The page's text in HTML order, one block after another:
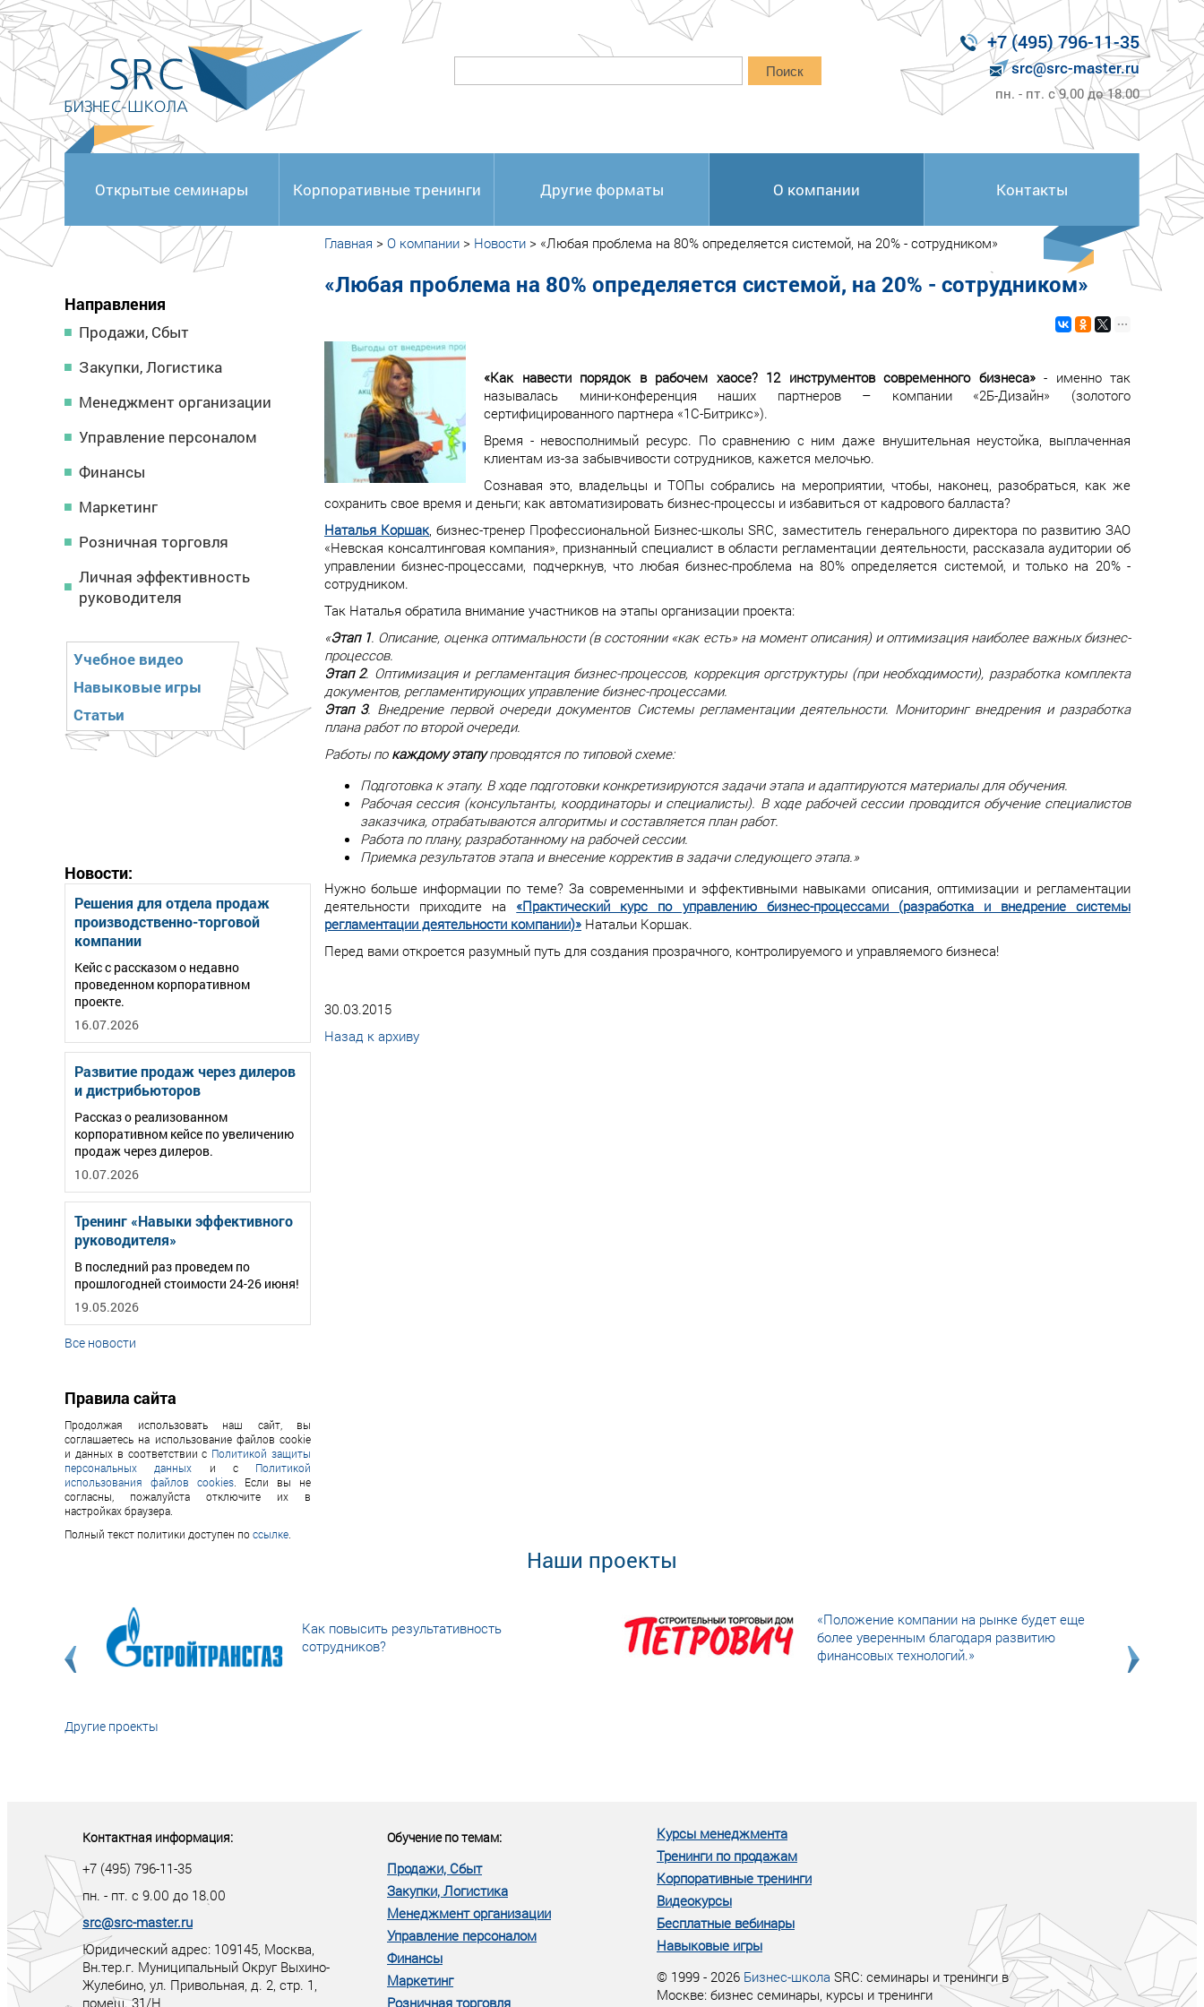
<
Поиск
+7 (495) 796-11-35
src@src-master.ru
пн. - пт. с 9.00 до 18.00
Открытые семинары Корпоративные тренинги Другие форматы О компании Контакты
Направления
Продажи, Сбыт
Закупки, Логистика
Менеджмент организации
Управление персоналом
Финансы
Маркетинг
Розничная торговля
Личная эффективность
руководителя
Учебное видео
Навыковые игры
Статьи
Новости:
Решения для отдела продаж
производственно-торговой
компании
Кейс с рассказом о недавно
проведенном корпоративном
проекте.
16.07.2026
Развитие продаж через дилеров
и дистрибьюторов
Рассказ о реализованном
корпоративном кейсе по увеличению
продаж через дилеров.
10.07.2026
Тренинг «Навыки эффективного
руководителя»
В последний раз проведем по
прошлогодней стоимости 24-26 июня!
19.05.2026
Все новости
Правила сайта
Продолжая использовать наш сайт, вы
соглашаетесь на использование файлов cookie
и данных в соответствии с Политикой защиты
персональных данных и с Политикой
использования файлов cookies . Если вы не
согласны, пожалуйста отключите их в
настройках браузера.
Полный текст политики доступен поссылке
Главная > О компании > Новости > «Любая проблема на 80% определяется системой, на 20% - сотрудником»
«Любая проблема на 80% определяется системой, на 20% - сотрудником»
«Как навести порядок в рабочем хаосе? 12 инструментов современного бизнеса»- именно так
называлась мини-конференция наших партнеров – компании «2Б-Дизайн» (золотого
сертифицированного партнера «1С-Битрикс»).
Время - невосполнимый ресурс. По сравнению с ним даже внушительная неустойка, выплаченная
клиентам из-за забывчивости сотрудников, кажется мелочью.
Сознавая это, владельцы и ТОПы собрались на мероприятии, чтобы, наконец, разобраться, как же
сохранить свое время и деньги; как автоматизировать бизнес-процессы и избавиться от кадрового балласта?
Наталья Коршак, бизнес-тренер Профессиональной Бизнес-школы SRC, заместитель генерального директора по развитию ЗАО
«Невская консалтинговая компания», признанный специалист в области регламентации деятельности, рассказала аудитории об
управлении бизнес-процессами, подчеркнув, что любая бизнес-проблема на 80% определяется системой, и только на 20% -
сотрудником.
Так Наталья обратила внимание участников на этапы организации проекта:
«Этап 1. Описание, оценка оптимальности (в состоянии «как есть» на момент описания) и оптимизация наиболее важных бизнес-
процессов.
Этап 2. Оптимизация и регламентация бизнес-процессов, коррекция оргструктуры (при необходимости), разработка комплекта
документов, регламентирующих управление бизнес-процессами.
Этап 3. Внедрение первой очереди документов Системы регламентации деятельности. Мониторинг внедрения и разработка
плана работ по второй очереди.
Работы по каждому этапупроводятся по типовой схеме:
Подготовка к этапу. В ходе подготовки конкретизируются задачи этапа и адаптируются материалы для обучения.
Рабочая сессия (консультанты, координаторы и специалисты). В ходе рабочей сессии проводится обучение специалистов
заказчика, отрабатываются алгоритмы и составляется план работ.
Работа по плану, разработанному на рабочей сессии.
Приемка результатов этапа и внесение корректив в задачи следующего этапа.»
Нужно больше информации по теме? За современными и эффективными навыками описания, оптимизации и регламентации
деятельности приходите на «Практический курс по управлению бизнес-процессами (разработка и внедрение системы
регламентации деятельности компании)» Натальи Коршак.
Перед вами откроется разумный путь для создания прозрачного, контролируемого и управляемого бизнеса!
30.03.2015
Назад к архиву
Наши проекты
Как повысить результативность
сотрудников?
«Положение компании на рынке будет еще
более уверенным благодаря развитию
финансовых технологий.»
Другие проекты
Контактная информация:
+7 (495) 796-11-35
пн. - пт. с 9.00 до 18.00
src@src-master.ru
Юридический адрес: 109145, Москва,
Вн.тер.г. Муниципальный Округ Выхино-
Жулебино, ул. Привольная, д. 2, стр. 1,
помещ. 31/Н
Обучение по темам:
Продажи, Сбыт
Закупки, Логистика
Менеджмент организации
Управление персоналом
Финансы
Маркетинг
Розничная торговля
Курсы менеджмента
Тренинги по продажам
Корпоративные тренинги
Видеокурсы
Бесплатные вебинары
Навыковые игры
© 1999 - 2026 Бизнес-школа SRC: семинары и тренинги в
Москве: бизнес семинары, курсы и тренинги